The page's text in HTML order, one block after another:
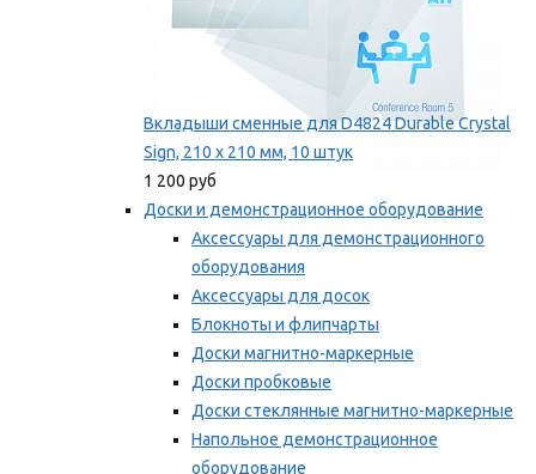
Вкладыши сменные для D4824 Durable Crystal
Sign, 210 x 210 мм, 10 штук
1 200 руб
Доски и демонстрационное оборудование
Аксессуары для демонстрационного
оборудования
Аксессуары для досок
Блокноты и флипчарты
Доски магнитно-маркерные
Доски пробковые
Доски стеклянные магнитно-маркерные
Напольное демонстрационное
оборудование